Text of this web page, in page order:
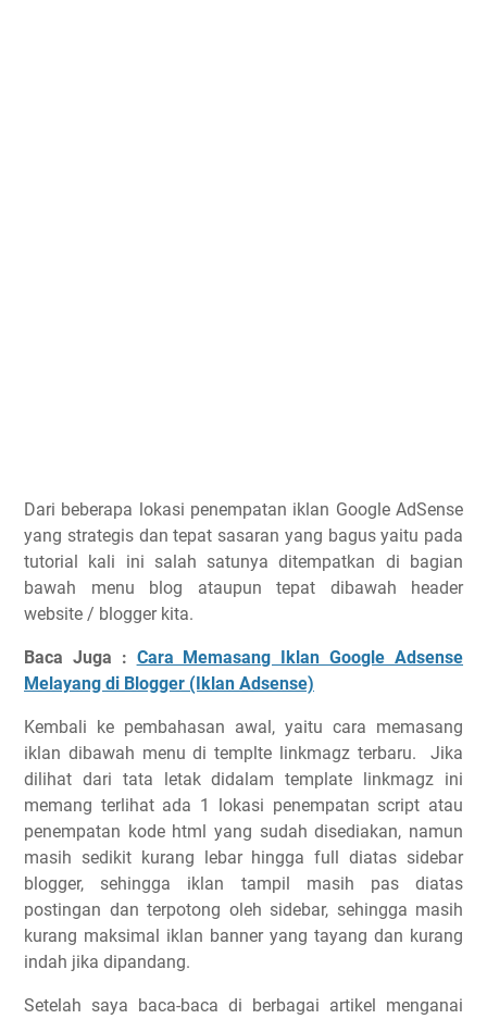
Dari beberapa lokasi penempatan iklan Google AdSense
yang strategis dan tepat sasaran yang bagus yaitu pada
tutorial kali ini salah satunya ditempatkan di bagian
bawah menu blog ataupun tepat dibawah header
website / blogger kita.
Baca Juga : Cara Memasang Iklan Google Adsense
Melayang di Blogger (Iklan Adsense)
Kembali ke pembahasan awal, yaitu cara memasang
iklan dibawah menu di templte linkmagz terbaru. Jika
dilihat dari tata letak didalam template linkmagz ini
memang terlihat ada 1 lokasi penempatan script atau
penempatan kode html yang sudah disediakan, namun
masih sedikit kurang lebar hingga full diatas sidebar
blogger, sehingga iklan tampil masih pas diatas
postingan dan terpotong oleh sidebar, sehingga masih
kurang maksimal iklan banner yang tayang dan kurang
indah jika dipandang.
Setelah saya baca-baca di berbagai artikel menganai